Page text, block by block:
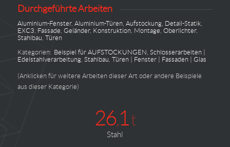
Durchgeführte Arbeiten
Aluminium-Fenster, Aluminium-Türen, Aufstockung, Detail-Statik,
EXC3 Fassade Geländer, Konstruktion, Montage Oberlichter,
Stahlbau Türen
Kategorien: Beispiel für AUFSTOCKUNGEN Schlosserarbeiten |
Edelstahlverarbeitung, Stahlbau Türen | Fenster | Fassaden | Glas
(Anklicken für weitere Arbeiten dieser Art oder andere Beispiele
aus dieser Kategorie)
26,1t
Stahl